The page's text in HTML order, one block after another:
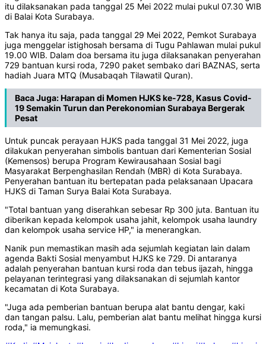
itu dilaksanakan pada tanggal 25 Mei 2022 mulai pukul 07.30 WIB
di Balai Kota Surabaya.
Tak hanya itu saja, pada tanggal 29 Mei 2022, Pemkot Surabaya
juga menggelar istighosah bersama di Tugu Pahlawan mulai pukul
19.00 WIB. Dalam doa bersama itu juga dilaksanakan penyerahan
729 bantuan kursi roda, 7290 paket sembako dari BAZNAS, serta
hadiah Juara MTQ (Musabaqah Tilawatil Quran).
Baca Juga:Harapan di Momen HJKS ke-728, Kasus Covid-
19 Semakin Turun dan Perekonomian Surabaya Bergerak
Pesat
Untuk puncak perayaan HJKS pada tanggal 31 Mei 2022, juga
dilakukan penyerahan simbolis bantuan dari Kementerian Sosial
(Kemensos) berupa Program Kewirausahaan Sosial bagi
Masyarakat Berpenghasilan Rendah (MBR) di Kota Surabaya.
Penyerahan bantuan itu bertepatan pada pelaksanaan Upacara
HJKS di Taman Surya Balai Kota Surabaya.
"Total bantuan yang diserahkan sebesar Rp 300 juta. Bantuan itu
diberikan kepada kelompok usaha jahit, kelompok usaha laundry
dan kelompok usaha service HP," ia menerangkan.
Nanik pun memastikan masih ada sejumlah kegiatan lain dalam
agenda Bakti Sosial menyambut HJKS ke 729. Di antaranya
adalah penyerahan bantuan kursi roda dan tebus ijazah, hingga
pelayanan terintegrasi yang dilaksanakan di sejumlah kantor
kecamatan di Kota Surabaya.
"Juga ada pemberian bantuan berupa alat bantu dengar, kaki
dan tangan palsu. Lalu, pemberian alat bantu melihat hingga kursi
roda," ia memungkasi.